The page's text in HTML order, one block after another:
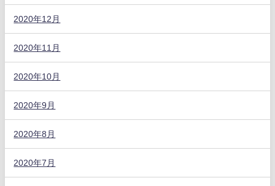
2020年12月
2020年11月
2020年10月
2020年9月
2020年8月
2020年7月